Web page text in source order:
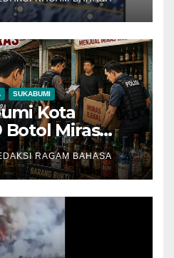
SUKABUMI
Kota
Botol Miras
Lokasi dalam
Masyarakat
RAGAM BAHASA